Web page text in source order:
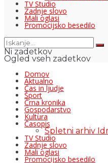
TV Studio
Zadnje slovo
Mali oglasi
Promocijsko besedilo
Ni zadetkov
Ogled vseh zadetkov
Domov
Aktualno
Čas in ljudje
Šport
Črna kronika
Gospodarstvo
Kultura
Časopis
Spletni arhiv
TV Studio
Zadnje slovo
Mali oglasi
Promocijsko besedilo